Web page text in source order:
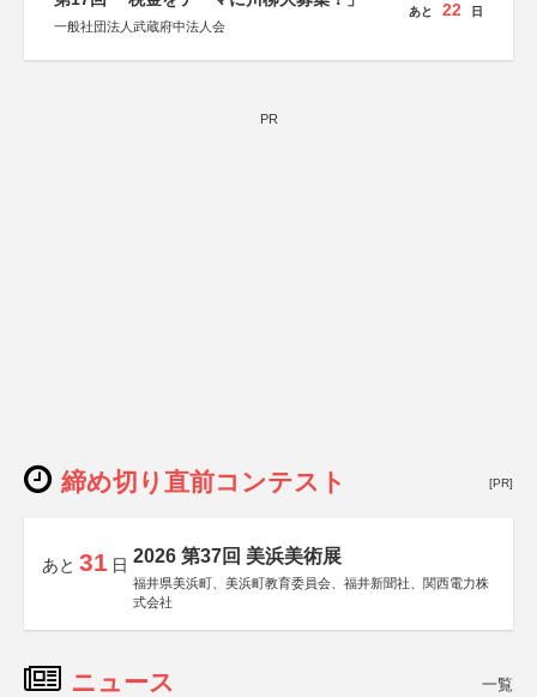
一般社団法人武蔵府中法人会
あと 22 日
PR
締め切り直前コンテスト [PR]
あと 31 日 2026 第37回 美浜美術展
福井県美浜町、美浜町教育委員会、福井新聞社、関西電力株
式会社
ニュース 一覧